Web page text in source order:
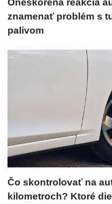
znamenať problém s
palivom
Čo skontrolovať na
kilometroch? Ktoré